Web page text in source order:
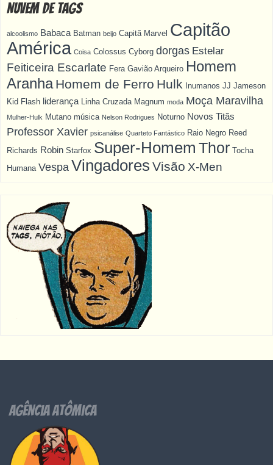
Nuvem de Tags
alcoolismo Babaca Batman beijo Capitã Marvel Capitão
América Coisa Colossus Cyborg dorgas Estelar
Feiticeira Escarlate Fera Gavião Arqueiro Homem
Aranha Homem de Ferro Hulk Inumanos JJ Jameson
Kid Flash liderança Linha Cruzada Magnum moda Moça Maravilha
Mulher-Hulk Mutano música Nelson Rodrigues Noturno Novos Titãs
Professor Xavier psicanálise Quarteto Fantástico Raio Negro Reed
Richards Robin Starfox Super-Homem Thor Tocha
Humana Vespa Vingadores Visão X-Men
Agência Atômica